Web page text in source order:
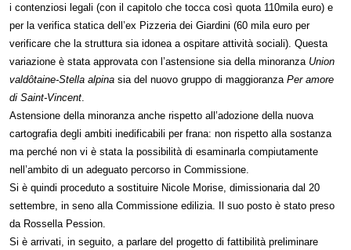
i contenziosi legali (con il capitolo che tocca così quota 110mila euro) e
per la verifica statica dell’ex Pizzeria dei Giardini (60 mila euro per
verificare che la struttura sia idonea a ospitare attività sociali). Questa
variazione è stata approvata con l’astensione sia della minoranza Union
valdôtaine-Stella alpina sia del nuovo gruppo di maggioranza Per amore
di Saint-Vincent
Astensione della minoranza anche rispetto all’adozione della nuova
cartografia degli ambiti inedificabili per frana: non rispetto alla sostanza
ma perché non vi è stata la possibilità di esaminarla compiutamente
nell’ambito di un adeguato percorso in Commissione.
Si è quindi proceduto a sostituire Nicole Morise, dimissionaria dal 20
settembre, in seno alla Commissione edilizia. Il suo posto è stato preso
da Rossella Pession.
Si è arrivati, in seguito, a parlare del progetto di fattibilità preliminare